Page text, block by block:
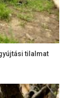
tilalmat